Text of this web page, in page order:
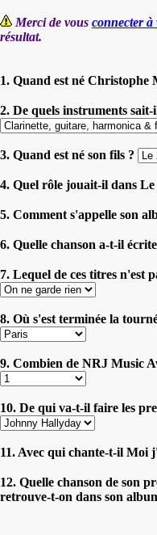
Merci de vous connecter à
résultat.
1. Quand est né Christophe
2. De quels instruments
3. Quand est né son fils ?
4. Quel rôle jouait-il dans Le
5. Comment s'appelle son
6. Quelle chanson a-t-il
7. Lequel de ces titres n'est
8. Où s'est terminée la
9. Combien de NRJ Music
10. De qui va-t-il faire les
11. Avec qui chante-t-il Moi
12. Quelle chanson de son
retrouve-t-on dans son